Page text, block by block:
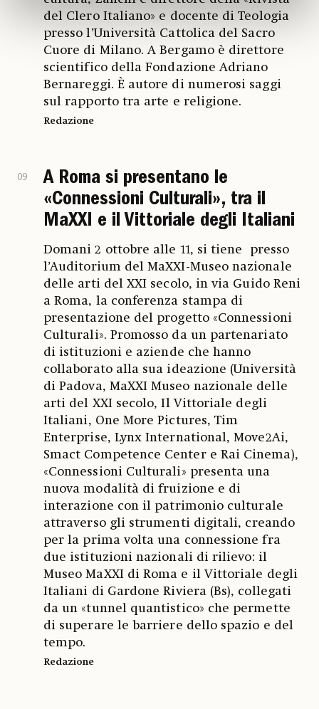
del Clero Italiano» e docente di Teologia
presso l’Università Cattolica del Sacro
Cuore di Milano. A Bergamo è direttore
scientifico della Fondazione Adriano
Bernareggi. È autore di numerosi saggi
sul rapporto tra arte e religione.
Redazione
09
A Roma si presentano le
«Connessioni Culturali», tra il
MaXXI e il Vittoriale degli Italiani
Domani 2 ottobre alle 11, si tiene presso
l’Auditorium del MaXXI-Museo nazionale
delle arti del XXI secolo, in via Guido Reni
a Roma, la conferenza stampa di
presentazione del progetto «Connessioni
Culturali». Promosso da un partenariato
di istituzioni e aziende che hanno
collaborato alla sua ideazione (Università
di Padova, MaXXI Museo nazionale delle
arti del XXI secolo, Il Vittoriale degli
Italiani, One More Pictures, Tim
Enterprise, Lynx International, Move2Ai,
Smact Competence Center e Rai Cinema),
«Connessioni Culturali» presenta una
nuova modalità di fruizione e di
interazione con il patrimonio culturale
attraverso gli strumenti digitali, creando
per la prima volta una connessione fra
due istituzioni nazionali di rilievo: il
Museo MaXXI di Roma e il Vittoriale degli
Italiani di Gardone Riviera (Bs), collegati
da un «tunnel quantistico» che permette
di superare le barriere dello spazio e del
tempo.
Redazione